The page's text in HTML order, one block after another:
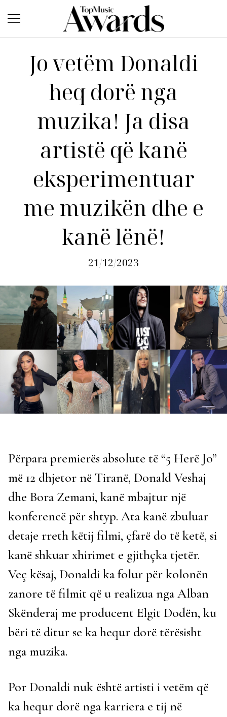
Jo vetëm Donaldi
heq dorë nga
muzika! Ja disa
artistë që kanë
eksperimentuar
me muzikën dhe e
kanë lënë!
21/12/2023
Përpara premierës absolute të “5 Herë Jo”
më 12 dhjetor në Tiranë, Donald Veshaj
dhe Bora Zemani, kanë mbajtur një
konferencë për shtyp. Ata kanë zbuluar
detaje rreth këtij filmi, çfarë do të ketë, si
kanë shkuar xhirimet e gjithçka tjetër.
Veç kësaj, Donaldi ka folur për kolonën
zanore të filmit që u realizua nga Alban
Skënderaj me producent Elgit Dodën, ku
bëri të ditur se ka hequr dorë tërësisht
nga muzika.
Por Donaldi nuk është artisti i vetëm që
ka hequr dorë nga karriera e tij në